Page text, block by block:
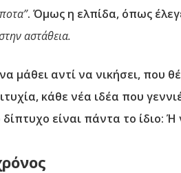
. Όμως η ελπίδα, όπως
αστάθεια.
μάθει αντί να νικήσει, που
κάθε νέα ιδέα που
είναι πάντα το ίδιο: Ή